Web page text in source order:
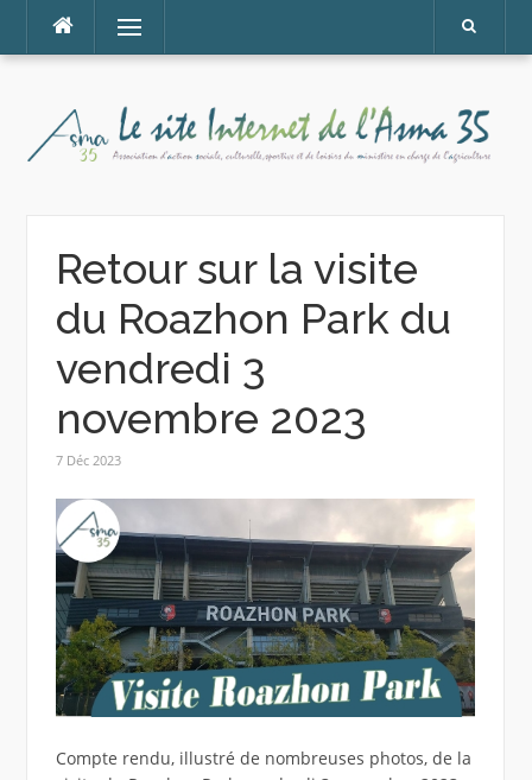
contenu
Menu
Retour sur la visite
du Roazhon Park du
vendredi 3
novembre 2023
7 Déc 2023
Compte rendu, illustré de nombreuses photos, de la